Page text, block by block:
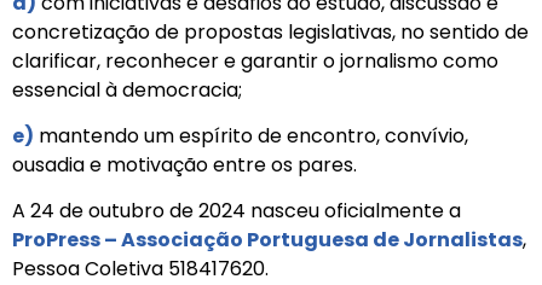
concretização de propostas legislativas, no sentido de
clarificar, reconhecer e garantir o jornalismo como
essencial à democracia;
e) mantendo um espírito de encontro, convívio,
ousadia e motivação entre os pares.
A 24 de outubro de 2024 nasceu oficialmente a
ProPress – Associação Portuguesa de Jornalistas,
Pessoa Coletiva 518417620.